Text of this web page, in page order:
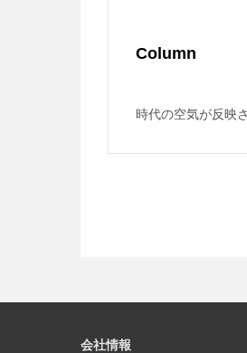
Column
時代の空気が反映
会社情報